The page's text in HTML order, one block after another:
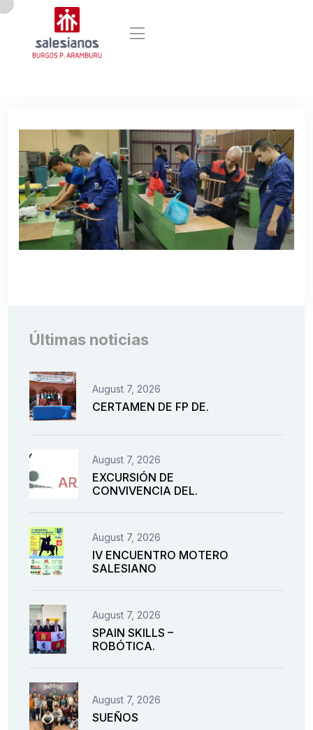
Últimas noticias
August 7, 2026
CERTAMEN DE FP DE.
August 7, 2026
EXCURSIÓN DE
CONVIVENCIA DEL.
August 7, 2026
IV ENCUENTRO MOTERO
SALESIANO
August 7, 2026
SPAIN SKILLS –
ROBÓTICA.
August 7, 2026
SUEÑOS